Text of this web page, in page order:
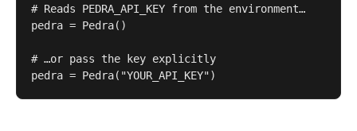
# Reads PEDRA_API_KEY from the environment…
pedra = Pedra()
# …or pass the key explicitly
pedra = Pedra("YOUR_API_KEY")